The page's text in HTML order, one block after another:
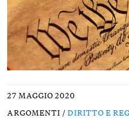
27 MAGGIO 2020
ARGOMENTI / DIRITTO E